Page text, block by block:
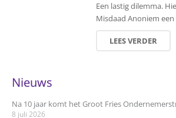
Een lastig dilemma.
Misdaad Anoniem
LEES VERDER
Nieuws
Na 10 jaar komt het Groot Fries
8 juli 2026